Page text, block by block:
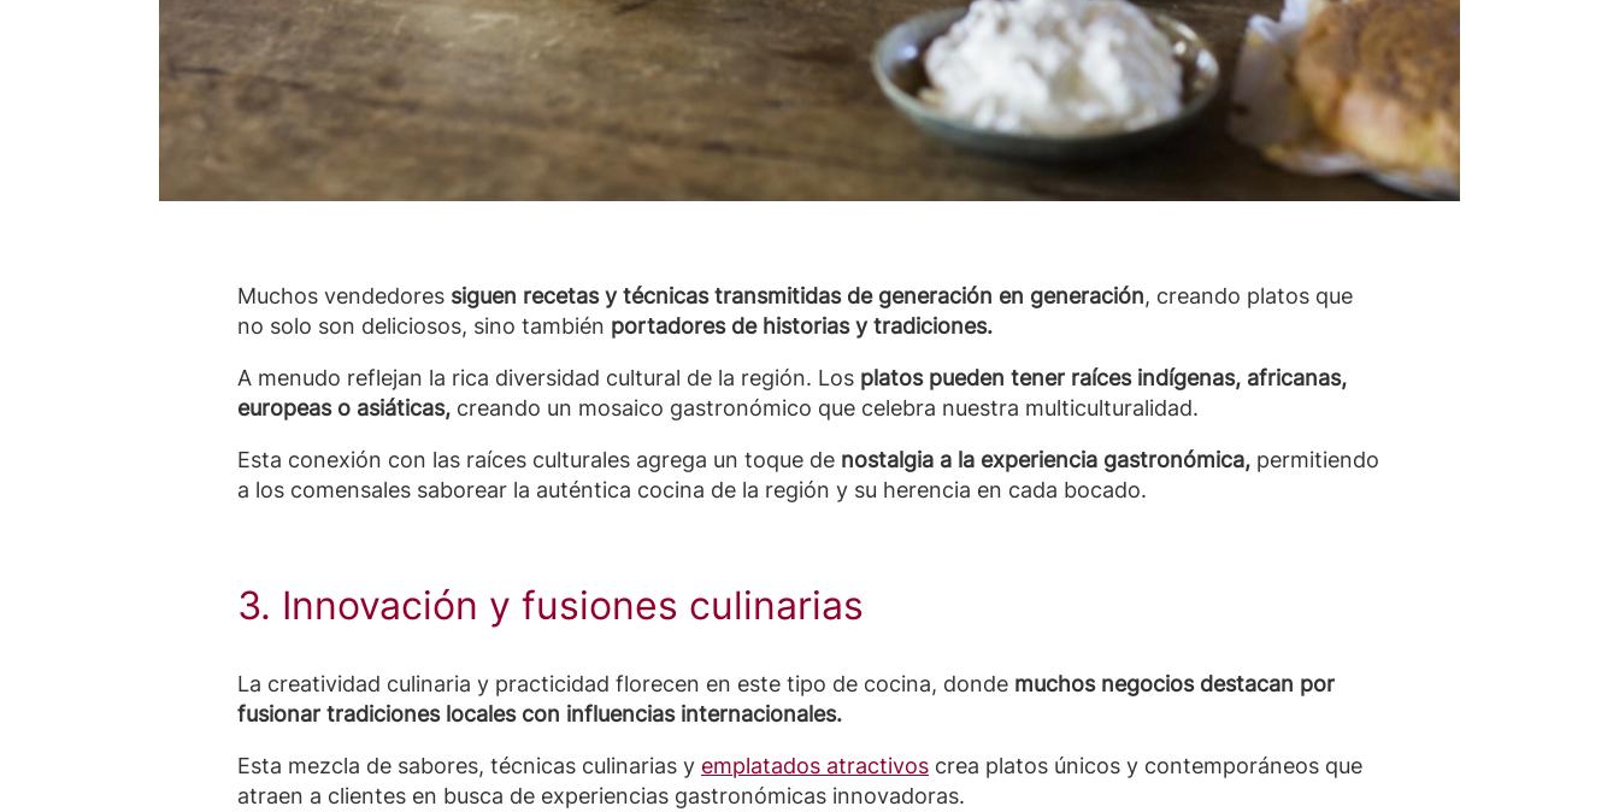
Muchos vendedores siguen recetas y técnicas transmitidas de generación en generación, creando platos que
no solo son deliciosos, sino también portadores de historias y tradiciones.
A menudo reflejan la rica diversidad cultural de la región. Los platos pueden tener raíces indígenas, africanas,
europeas o asiáticas, creando un mosaico gastronómico que celebra nuestra multiculturalidad.
Esta conexión con las raíces culturales agrega un toque de nostalgia a la experiencia gastronómica, permitiendo
a los comensales saborear la auténtica cocina de la región y su herencia en cada bocado.
3. Innovación y fusiones culinarias
La creatividad culinaria y practicidad florecen en este tipo de cocina, donde muchos negocios destacan por
fusionar tradiciones locales con influencias internacionales.
Esta mezcla de sabores, técnicas culinarias y emplatados atractivos crea platos únicos y contemporáneos que
atraen a clientes en busca de experiencias gastronómicas innovadoras.